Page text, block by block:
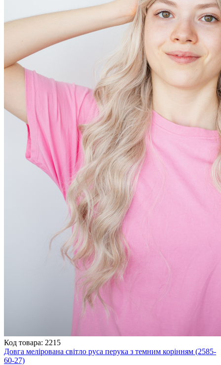
Код товара: 2215
Довга мелірована світло руса перука з темним корінням (2585-
60-27)